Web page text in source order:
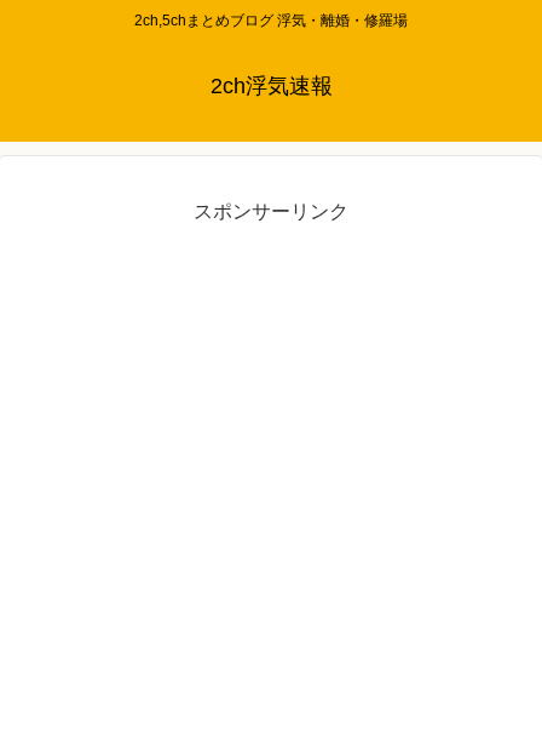
2ch,5chまとめブログ 浮気・離婚・修羅場
2ch浮気速報
スポンサーリンク